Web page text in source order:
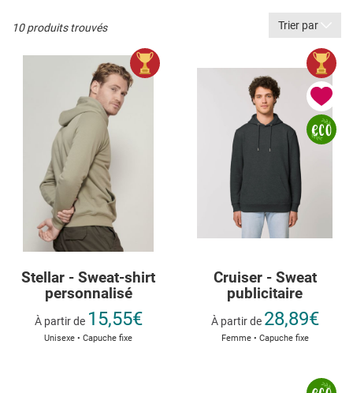
10 produits trouvés Trier par
Stellar - Sweat-shirt
personnalisé
À partir de 15,55€
Unisexe • Capuche fixe
Cruiser - Sweat
publicitaire
À partir de 28,89€
Femme • Capuche fixe